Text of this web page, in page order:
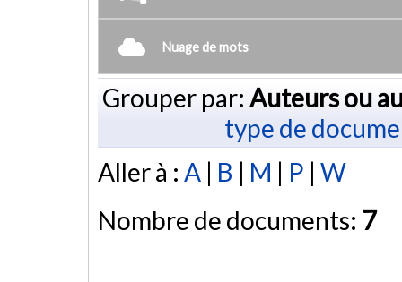
Nuage de mots
Grouper par: Auteurs ou
type de
Aller à : A | B | M | P | W
Nombre de documents: 7